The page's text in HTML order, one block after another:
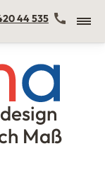
Maß
44 535